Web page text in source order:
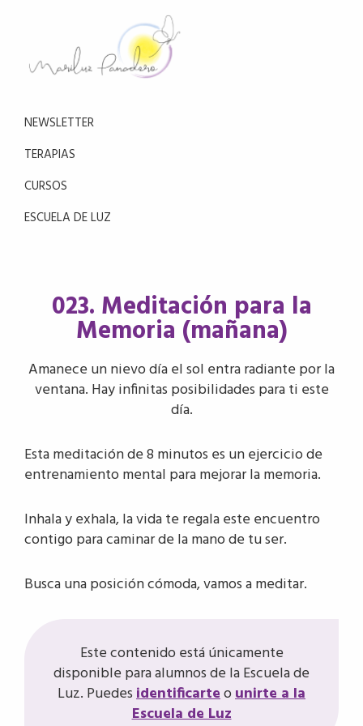
navegación
principal
a
reducir
el
estrés
con
la
NEWSLETTER
TERAPIAS
CURSOS
ESCUELA DE LUZ
023. Meditación para la
Memoria (mañana)
Amanece un nievo día el sol entra radiante por la
ventana. Hay infinitas posibilidades para ti este
día.
Esta meditación de 8 minutos es un ejercicio de
entrenamiento mental para mejorar la memoria.
Inhala y exhala, la vida te regala este encuentro
contigo para caminar de la mano de tu ser.
Busca una posición cómoda, vamos a meditar.
Este contenido está únicamente
disponible para alumnos de la Escuela de
Luz. Puedesidentificarteounirte a la
Escuela de Luz